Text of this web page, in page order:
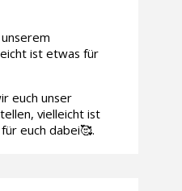
ist etwas für
euch unser
vielleicht ist
euch dabei🥰.